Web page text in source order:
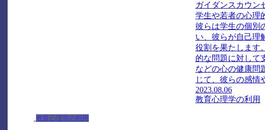
ガイダンスカウン
学生や若者の心理
彼らは学生の個別
い、彼らが自己理
役割を果たします
的な問題に対して
などの心の健康問
じて、彼らの感情
2023.08.06
教育心理学の利用
教育心理学の利用